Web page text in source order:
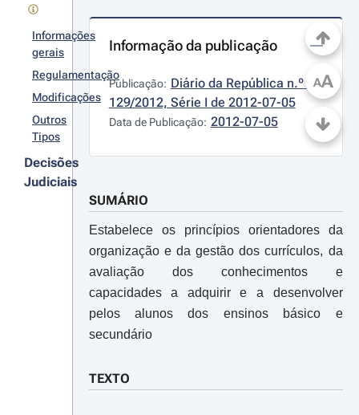
Informações
gerais
Regulamentação
Modificações
Outros
Tipos
Decisões
Judiciais
Informação da publicação
Publicação: Diário da República n.º
129/2012, Série I de 2012-07-05
Data de Publicação: 2012-07-05
SUMÁRIO
Estabelece os princípios orientadores da
organização e da gestão dos currículos, da
avaliação dos conhecimentos e
capacidades a adquirir e a desenvolver
pelos alunos dos ensinos básico e
secundário
TEXTO
AA